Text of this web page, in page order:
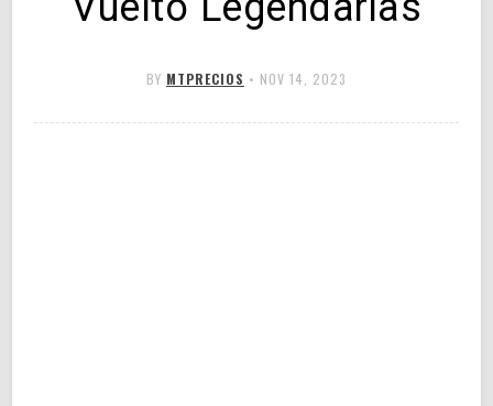
BY MTPRECIOS • NOV 14, 2023